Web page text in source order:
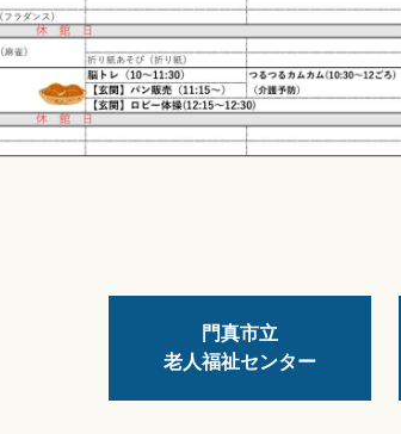
門真市立
老人福祉センター